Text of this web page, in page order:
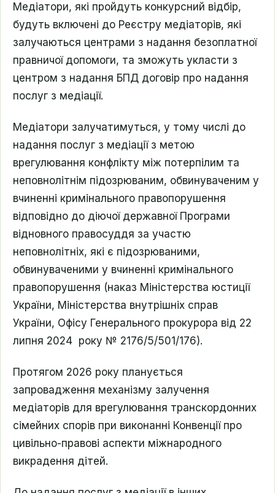
Медіатори, які пройдуть конкурсний відбір,
будуть включені до Реєстру медіаторів, які
залучаються центрами з надання безоплатної
правничої допомоги, та зможуть укласти з
центром з надання БПД договір про надання
послуг з медіації.
Медіатори залучатимуться, у тому числі до
надання послуг з медіації з метою
врегулювання конфлікту між потерпілим та
неповнолітнім підозрюваним, обвинуваченим у
вчиненні кримінального правопорушення
відповідно до діючої державної Програми
відновного правосуддя за участю
неповнолітніх, які є підозрюваними,
обвинуваченими у вчиненні кримінального
правопорушення (наказ Міністерства юстиції
України, Міністерства внутрішніх справ
України, Офісу Генерального прокурора від 22
липня 2024 року № 2176/5/501/176).
Протягом 2026 року планується
запровадження механізму залучення
медіаторів для врегулювання транскордонних
сімейних спорів при виконанні Конвенції про
цивільно-правові аспекти міжнародного
викрадення дітей.